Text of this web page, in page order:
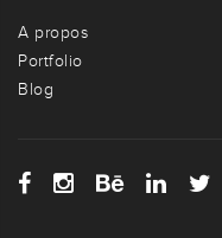
A propos
Portfolio
Blog